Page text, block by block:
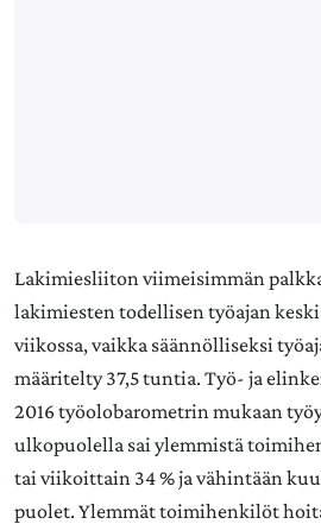
Lakimiesliiton viimeisimmän
lakimiesten todellisen työajan
viikossa, vaikka säännölliseksi
määritelty 37,5 tuntia. Työ- ja
2016 työolobarometrin mukaan
ulkopuolella sai ylemmistä
tai viikoittain 34 % ja vähintään
puolet. Ylemmät toimihenkilöt